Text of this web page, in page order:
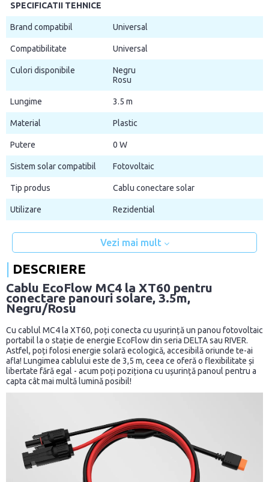
SPECIFICATII TEHNICE
Brand compatibil Universal
Compatibilitate Universal
Culori disponibile
Negru
Rosu
Lungime 3.5 m
Material Plastic
Putere 0 W
Sistem solar compatibil Fotovoltaic
Tip produs Cablu conectare solar
Utilizare Rezidential
Vezi mai mult
DESCRIERE
Cablu EcoFlow MC4 la XT60 pentru
conectare panouri solare, 3.5m,
Negru/Rosu
Cu cablul MC4 la XT60, poți conecta cu ușurință un panou fotovoltaic
portabil la o stație de energie EcoFlow din seria DELTA sau RIVER.
Astfel, poți folosi energie solară ecologică, accesibilă oriunde te-ai
afla! Lungimea cablului este de 3,5 m, ceea ce oferă o flexibilitate și
libertate fără egal - acum poți poziționa cu ușurință panoul pentru a
capta cât mai multă lumină posibil!